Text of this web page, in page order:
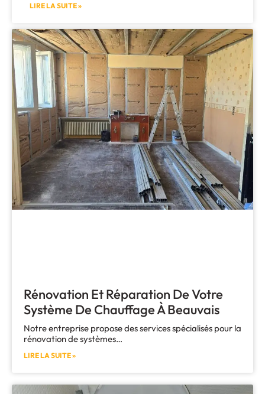
LIRE LA SUITE »
Rénovation Et Réparation De Votre
Système De Chauffage À Beauvais
Notre entreprise propose des services spécialisés pour la
rénovation de systèmes…
LIRE LA SUITE »